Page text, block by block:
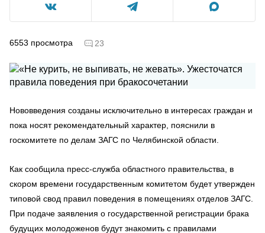
6553 просмотра 23
Нововведения созданы исключительно в интересах граждан и
пока носят рекомендательный характер, пояснили в
госкомитете по делам ЗАГС по Челябинской области.
Как сообщила пресс-служба областного правительства, в
скором времени государственным комитетом будет утвержден
типовой свод правил поведения в помещениях отделов ЗАГС.
При подаче заявления о государственной регистрации брака
будущих молодоженов будут знакомить с правилами